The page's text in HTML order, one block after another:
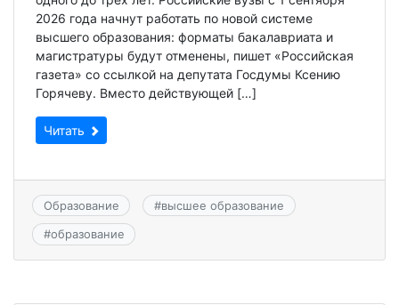
2026 года начнут работать по новой системе
высшего образования: форматы бакалавриата и
магистратуры будут отменены, пишет «Российская
газета» со ссылкой на депутата Госдумы Ксению
Горячеву. Вместо действующей […]
Читать
Образование #высшее образование
#образование